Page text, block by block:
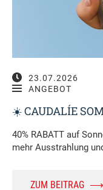
23.07.2026
ANGEBOT
☀️ CAUDALÍE
40% RABATT auf
mehr Ausstrahlung
ZUM BEITRAG ⟶